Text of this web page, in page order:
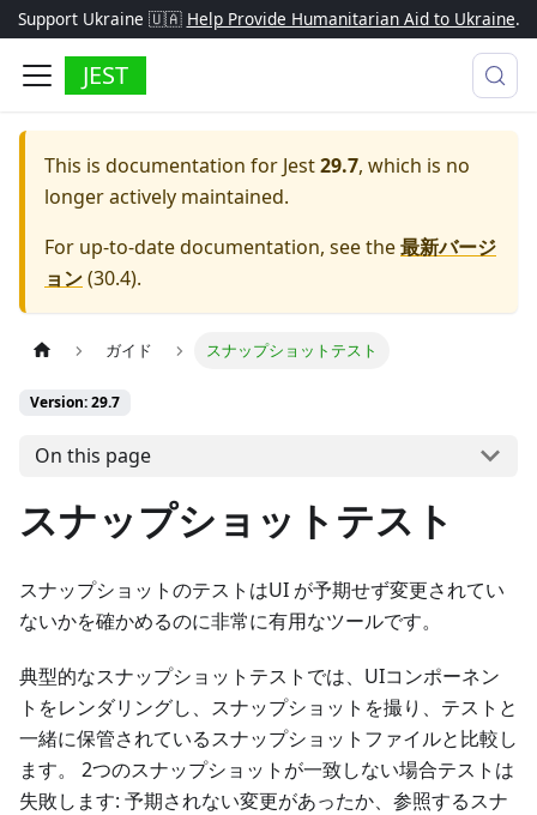
Support Ukraine 🇺🇦 Help Provide Humanitarian Aid to Ukraine.
JEST
This is documentation for Jest29.7, which is no
longer actively maintained.
For up-to-date documentation, see the最新バージ
ョン(30.4).
ガイド スナップショットテスト
Version: 29.7
On this page
スナップショットテスト
スナップショットのテストはUI が予期せず変更されてい
ないかを確かめるのに非常に有用なツールです。
典型的なスナップショットテストでは、UIコンポーネン
トをレンダリングし、スナップショットを撮り、テストと
一緒に保管されているスナップショットファイルと比較し
ます。 2つのスナップショットが一致しない場合テストは
失敗します: 予期されない変更があったか、参照するスナ